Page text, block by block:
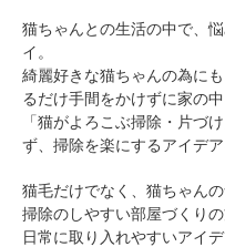
猫ちゃんとの生活の中で、
イ。
綺麗好きな猫ちゃんの為に
るだけ手間をかけずに家の
「猫がよろこぶ掃除・片づ
ず、掃除を楽にするアイデア
猫毛だけでなく、猫ちゃん
掃除のしやすい部屋づくり
日常に取り入れやすいアイ